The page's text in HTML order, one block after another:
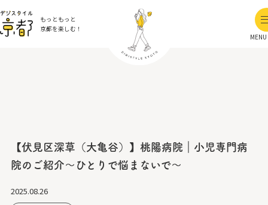
もっともっと
京都を楽しむ！
MENU
【伏見区深草（大亀谷）】桃陽病院｜小児専門病
院のご紹介～ひとりで悩まないで～
2025.08.26